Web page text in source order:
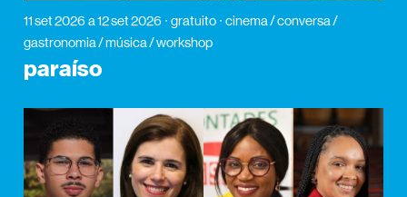
11 set 2026 a 12 set 2026 gratuito
cinema / conversa /
gastronomia / música / workshop
paraíso